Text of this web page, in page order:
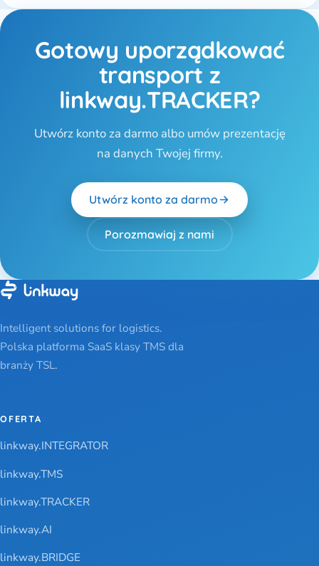
Gotowy uporządkować
transport z
linkway.TRACKER?
Utwórz konto za darmo albo umów prezentację
na danych Twojej firmy.
Utwórz konto za darmo
Porozmawiaj z nami
Intelligent solutions for logistics.
Polska platforma SaaS klasy TMS dla
branży TSL.
OFERTA
linkway.INTEGRATOR
linkway.TMS
linkway.TRACKER
linkway.AI
linkway.BRIDGE